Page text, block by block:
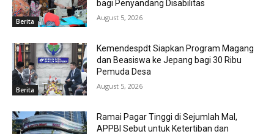
Berita
bagi Penyandang Disabilitas
August 5, 2026
Berita
Kemendespdt Siapkan Program Magang
dan Beasiswa ke Jepang bagi 30 Ribu
Pemuda Desa
August 5, 2026
Ramai Pagar Tinggi di Sejumlah Mal,
APPBI Sebut untuk Ketertiban dan